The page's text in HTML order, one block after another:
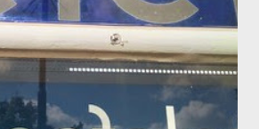
ons eigen hoogtepunt van de dag.